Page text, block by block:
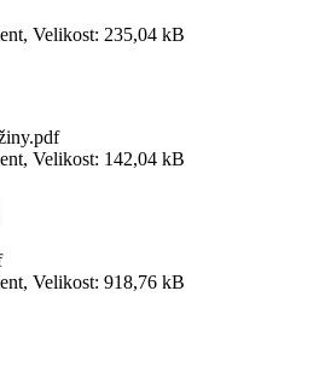
Velikost: 235,04 kB
Velikost: 142,04 kB
Velikost: 918,76 kB